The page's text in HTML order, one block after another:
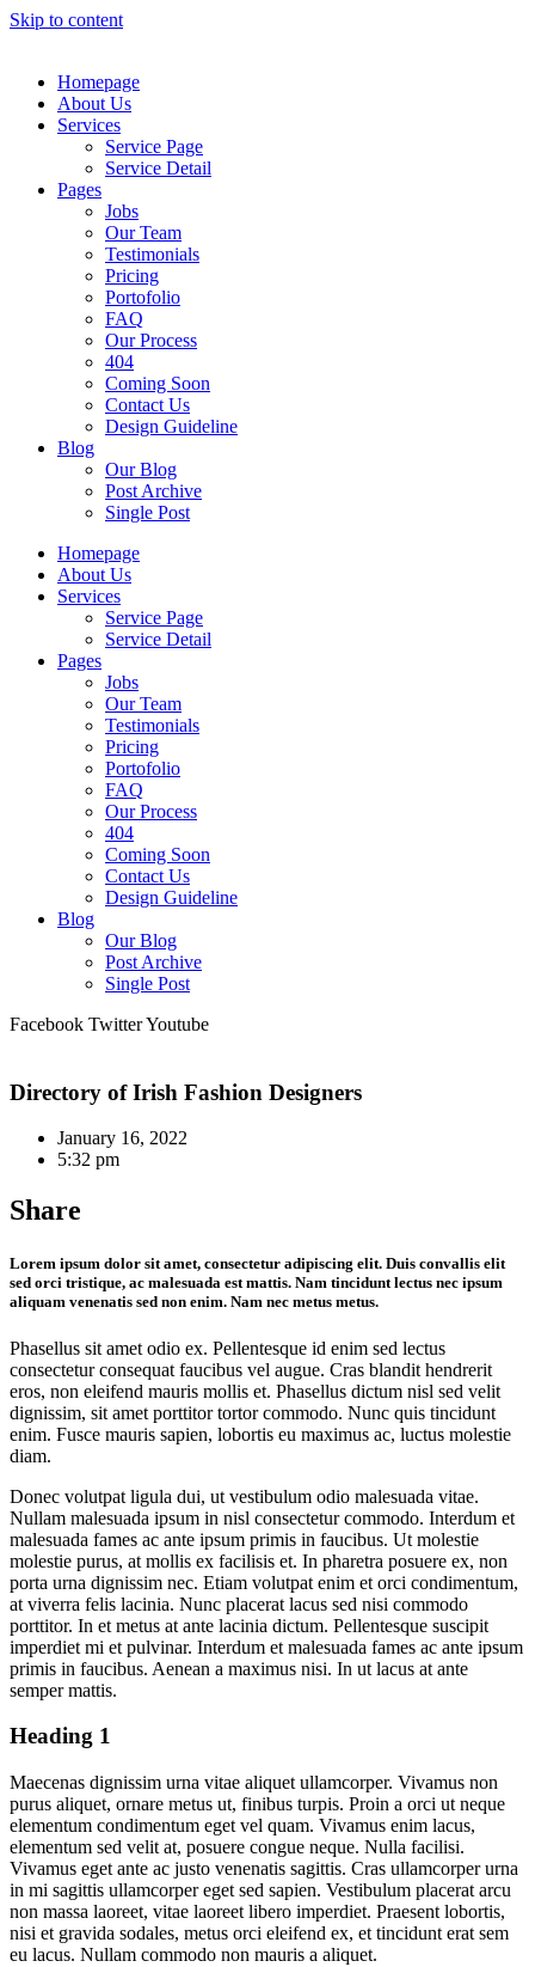
Skip to content
Homepage
About Us
Services
Service Page
Service Detail
Pages
Jobs
Our Team
Testimonials
Pricing
Portofolio
FAQ
Our Process
404
Coming Soon
Contact Us
Design Guideline
Blog
Our Blog
Post Archive
Single Post
Homepage
About Us
Services
Service Page
Service Detail
Pages
Jobs
Our Team
Testimonials
Pricing
Portofolio
FAQ
Our Process
404
Coming Soon
Contact Us
Design Guideline
Blog
Our Blog
Post Archive
Single Post
Facebook TwitterYoutube
Directory of Irish Fashion Designers
January 16, 2022
5:32 pm
Share
Lorem ipsum dolor sit amet, consectetur adipiscing elit. Duis convallis elit
sed orci tristique, ac malesuada est mattis. Nam tincidunt lectus nec ipsum
aliquam venenatis sed non enim. Nam nec metus metus.
Phasellus sit amet odio ex. Pellentesque id enim sed lectus
consectetur consequat faucibus vel augue. Cras blandit hendrerit
eros, non eleifend mauris mollis et. Phasellus dictum nisl sed velit
dignissim, sit amet porttitor tortor commodo. Nunc quis tincidunt
enim. Fusce mauris sapien, lobortis eu maximus ac, luctus molestie
diam.
Donec volutpat ligula dui, ut vestibulum odio malesuada vitae.
Nullam malesuada ipsum in nisl consectetur commodo. Interdum et
malesuada fames ac ante ipsum primis in faucibus. Ut molestie
molestie purus, at mollis ex facilisis et. In pharetra posuere ex, non
porta urna dignissim nec. Etiam volutpat enim et orci condimentum,
at viverra felis lacinia. Nunc placerat lacus sed nisi commodo
porttitor. In et metus at ante lacinia dictum. Pellentesque suscipit
imperdiet mi et pulvinar. Interdum et malesuada fames ac ante ipsum
primis in faucibus. Aenean a maximus nisi. In ut lacus at ante
semper mattis.
Heading 1
Maecenas dignissim urna vitae aliquet ullamcorper. Vivamus non
purus aliquet, ornare metus ut, finibus turpis. Proin a orci ut neque
elementum condimentum eget vel quam. Vivamus enim lacus,
elementum sed velit at, posuere congue neque. Nulla facilisi.
Vivamus eget ante ac justo venenatis sagittis. Cras ullamcorper urna
in mi sagittis ullamcorper eget sed sapien. Vestibulum placerat arcu
non massa laoreet, vitae laoreet libero imperdiet. Praesent lobortis,
nisi et gravida sodales, metus orci eleifend ex, et tincidunt erat sem
eu lacus. Nullam commodo non mauris a aliquet.